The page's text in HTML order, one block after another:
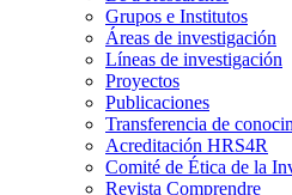
Grupos e Institutos
Áreas de investigación
Líneas de investigación
Proyectos
Publicaciones
Transferencia de
Acreditación HRS4R
Comité de Ética de la
Revista Comprendre